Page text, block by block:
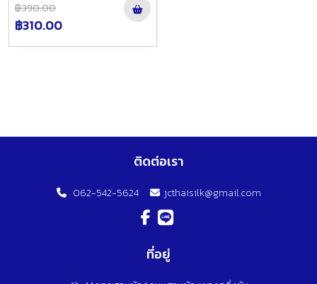
฿390.00
฿310.00
ติดต่อเรา
062-542-5624 jcthaisilk@gmail.com
ที่อยู่